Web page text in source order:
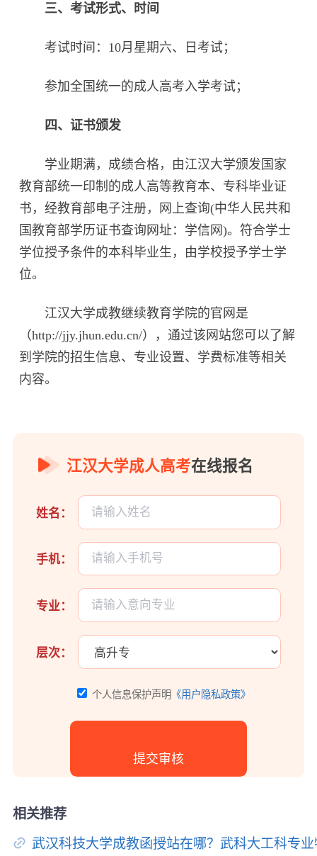
三、考试形式、时间
考试时间：10月星期六、日考试；
参加全国统一的成人高考入学考试；
四、证书颁发
学业期满，成绩合格，由江汉大学颁发国家
教育部统一印制的成人高等教育本、专科毕业证
书，经教育部电子注册，网上查询(中华人民共和
国教育部学历证书查询网址：学信网)。符合学士
学位授予条件的本科毕业生，由学校授予学士学
位。
江汉大学成教继续教育学院的官网是
（http://jjy.jhun.edu.cn/），通过该网站您可以了解
到学院的招生信息、专业设置、学费标准等相关
内容。
江汉大学成人高考在线报名
姓名：
手机：
专业：
层次：
个人信息保护声明 《用户隐私政策》
相关推荐
武汉科技大学成教函授站在哪？武科大工科专